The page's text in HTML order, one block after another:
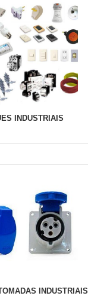
INDUSTRIAIS
INDUSTRIAIS